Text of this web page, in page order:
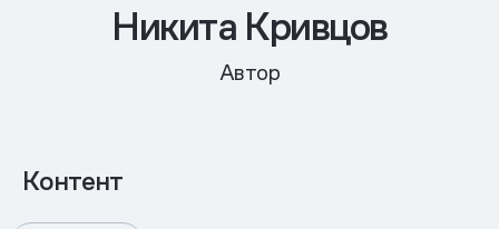
Никита Кривцов
Автор
Контент